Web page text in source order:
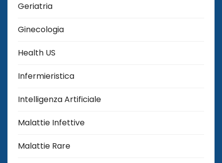
Geriatria
Ginecologia
Health US
Infermieristica
Intelligenza Artificiale
Malattie Infettive
Malattie Rare